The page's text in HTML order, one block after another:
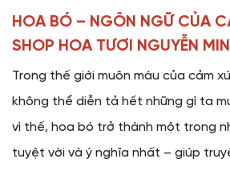
HOA BÓ – NGÔN NGỮ CỦA
SHOP HOA TƯƠI NGUYỄN
Trong thế giới muôn màu của cảm
không thể diễn tả hết những gì ta
vì thế, hoa bó trở thành một trong
tuyệt vời và ý nghĩa nhất – giúp